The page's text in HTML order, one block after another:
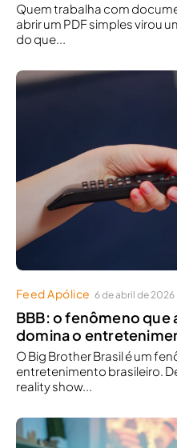
Quem trabalha com
abrir um PDF simples virou
do que...
Feed Apólice 6 de abril de 2026
BBB: o fenômeno que
domina o
O Big Brother Brasil é um
entretenimento brasileiro.
reality show...